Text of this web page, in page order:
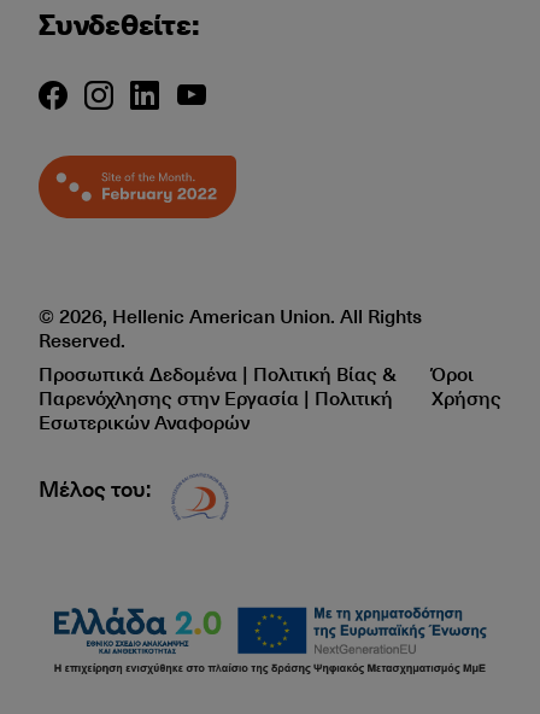
Συνδεθείτε:
© 2026, Hellenic American Union. All Rights
Reserved.
Προσωπικά Δεδομένα | Πολιτική Βίας &
Παρενόχλησης στην Εργασία | Πολιτική
Εσωτερικών Αναφορών
Όροι
Χρήσης
Μέλος του: